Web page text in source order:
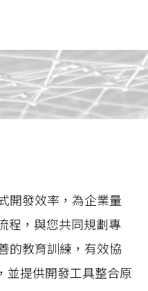
開發效率，為企業量
程，與您共同規劃專
的教育訓練，有效協
並提供開發工具整合原